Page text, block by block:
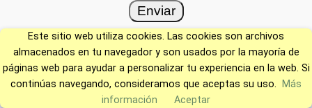
Este sitio web utiliza cookies. Las cookies son archivos
almacenados en tu navegador y son usados por la mayoría de
páginas web para ayudar a personalizar tu experiencia en la web. Si
continúas navegando, consideramos que aceptas su uso.
Más
información
Aceptar